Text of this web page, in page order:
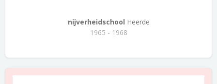
nijverheidschool Heerde
1965 - 1968